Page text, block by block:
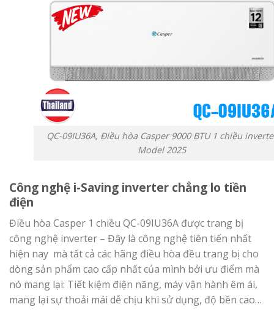
QC-09IU36A, Điều hòa Casper 9000 BTU 1 chiều
Model 2025
Công nghệ i-Saving inverter chẳng lo tiền
điện
Điều hòa Casper 1 chiều QC-09IU36A được trang bị
công nghệ inverter – Đây là công nghệ tiên tiến nhất
hiện nay mà tất cả các hãng điều hòa đều trang bị cho
dòng sản phẩm cao cấp nhất của mình bởi ưu điểm mà
nó mang lại: Tiết kiệm điện năng, máy vận hành êm ái,
mang lại sự thoải mái dễ chịu khi sử dụng, độ bền cao…